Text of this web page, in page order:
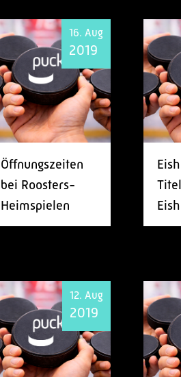
16. Aug
2019
Öffnungszeiten
bei Roosters-
Heimspielen
12. Aug
2019